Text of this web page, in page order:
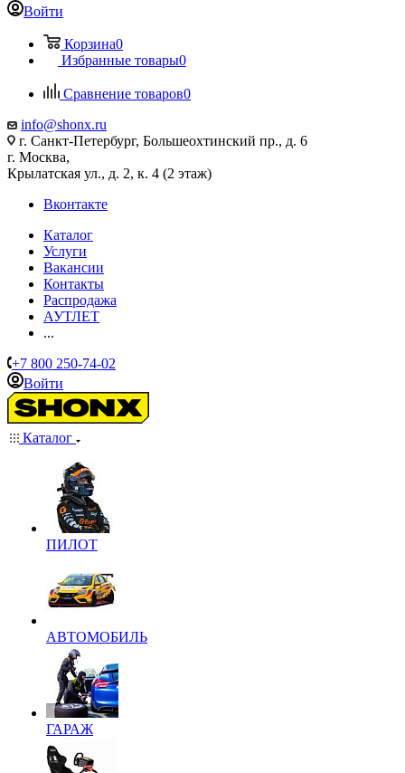
Войти
Корзина0
Избранные товары0
Сравнение товаров0
info@shonx.ru
г. Санкт-Петербург, Большеохтинский пр., д. 6
г. Москва,
Крылатская ул., д. 2, к. 4 (2 этаж)
Вконтакте
Каталог
Услуги
Вакансии
Контакты
Распродажа
АУТЛЕТ
...
+7 800 250-74-02
Войти
Каталог
ПИЛОТ
АВТОМОБИЛЬ
ГАРАЖ